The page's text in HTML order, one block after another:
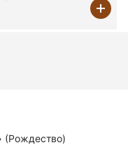
(Рождество)